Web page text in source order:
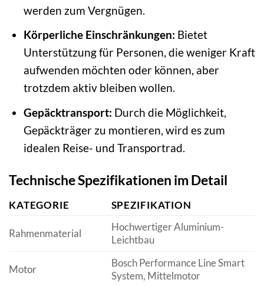
werden zum Vergnügen.
Körperliche Einschränkungen: Bietet
Unterstützung für Personen, die weniger Kraft
aufwenden möchten oder können, aber
trotzdem aktiv bleiben wollen.
Gepäcktransport: Durch die Möglichkeit,
Gepäckträger zu montieren, wird es zum
idealen Reise- und Transportrad.
Technische Spezifikationen im Detail
KATEGORIE SPEZIFIKATION
Rahmenmaterial
Hochwertiger Aluminium-
Leichtbau
Motor
Bosch Performance Line Smart
System, Mittelmotor